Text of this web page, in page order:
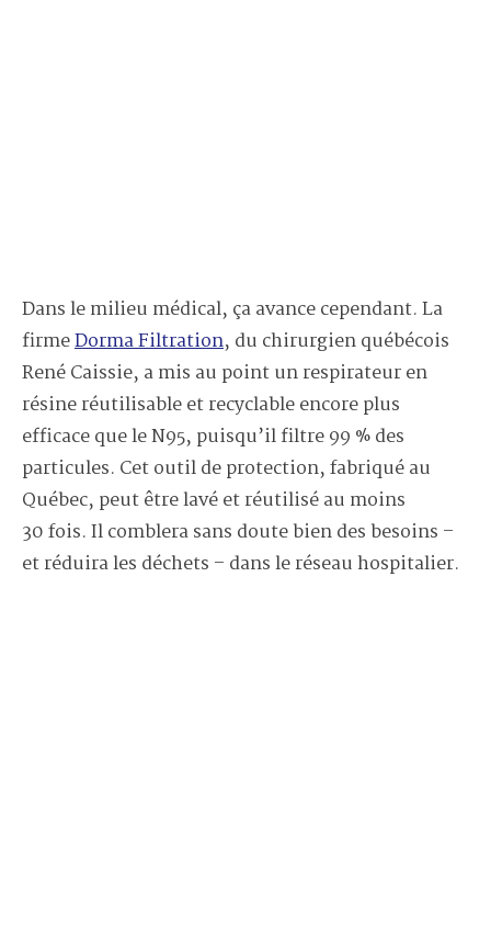
Dans le milieu médical, ça avance cependant. La
firmeDorma Filtration, du chirurgien québécois
René Caissie, a mis au point un respirateur en
résine réutilisable et recyclable encore plus
efficace que le N95, puisqu’il filtre 99 % des
particules. Cet outil de protection, fabriqué au
Québec, peut être lavé et réutilisé au moins
30 fois. Il comblera sans doute bien des besoins –
et réduira les déchets – dans le réseau hospitalier.